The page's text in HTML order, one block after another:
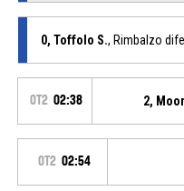
0, Toffolo S., Rimbalzo
OT2 02:38 2,
OT2 02:54